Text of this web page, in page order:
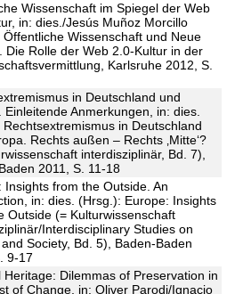
Wissenschaft im Spiegel der Web
in: dies./Jesús Muñoz Morcillo
Wissenschaft und Neue
Die Rolle der Web 2.0-Kultur in der
Karlsruhe 2012, S.
in Deutschland und
Einleitende Anmerkungen, in: dies.
in Deutschland
Rechts außen – Rechts ‚Mitte‘?
interdisziplinär, Bd. 7),
2011, S. 11-18
Insights from the Outside. An
in: dies. (Hrsg.): Europe: Insights
Outside (= Kulturwissenschaft
Interdisciplinary Studies on
Society, Bd. 5), Baden-Baden
9-17
Heritage: Dilemmas of Preservation in
of Change, in: Oliver Parodi/Ignacio